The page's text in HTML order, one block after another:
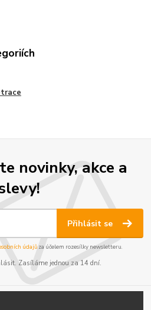
novinky, akce a
Přihlásit se
údajůza účelem rozesílky newsletteru.
Zasíláme jednou za 14 dní.